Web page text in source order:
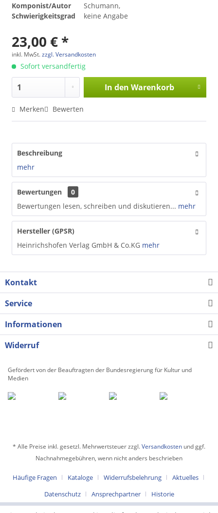
Komponist/Autor
Schumann,
Schwierigkeitsgrad
keine Angabe
23,00 € *
inkl. MwSt.zzgl. Versandkosten
Sofort versandfertig
In den Warenkorb
Merken Bewerten
Beschreibung
mehr
Bewertungen
0
Bewertungen lesen, schreiben und diskutieren... mehr
Hersteller (GPSR)
Heinrichshofen Verlag GmbH & Co.KG mehr
Kontakt
Service
Informationen
Widerruf
Gefördert von der Beauftragten der Bundesregierung für Kultur und
Medien
* Alle Preise inkl. gesetzl. Mehrwertsteuer zzgl.Versandkosten und ggf.
Nachnahmegebühren, wenn nicht anders beschrieben
Häufige Fragen Kataloge Widerrufsbelehrung
Aktuelles
Datenschutz
Ansprechpartner Historie